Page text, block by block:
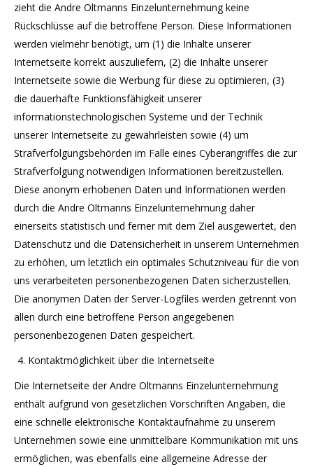
zieht die Andre Oltmanns Einzelunternehmung keine
Rückschlüsse auf die betroffene Person. Diese Informationen
werden vielmehr benötigt, um (1) die Inhalte unserer
Internetseite korrekt auszuliefern, (2) die Inhalte unserer
Internetseite sowie die Werbung für diese zu optimieren, (3)
die dauerhafte Funktionsfähigkeit unserer
informationstechnologischen Systeme und der Technik
unserer Internetseite zu gewährleisten sowie (4) um
Strafverfolgungsbehörden im Falle eines Cyberangriffes die zur
Strafverfolgung notwendigen Informationen bereitzustellen.
Diese anonym erhobenen Daten und Informationen werden
durch die Andre Oltmanns Einzelunternehmung daher
einerseits statistisch und ferner mit dem Ziel ausgewertet, den
Datenschutz und die Datensicherheit in unserem Unternehmen
zu erhöhen, um letztlich ein optimales Schutzniveau für die von
uns verarbeiteten personenbezogenen Daten sicherzustellen.
Die anonymen Daten der Server-Logfiles werden getrennt von
allen durch eine betroffene Person angegebenen
personenbezogenen Daten gespeichert.
Kontaktmöglichkeit über die Internetseite
Die Internetseite der Andre Oltmanns Einzelunternehmung
enthält aufgrund von gesetzlichen Vorschriften Angaben, die
eine schnelle elektronische Kontaktaufnahme zu unserem
Unternehmen sowie eine unmittelbare Kommunikation mit uns
ermöglichen, was ebenfalls eine allgemeine Adresse der